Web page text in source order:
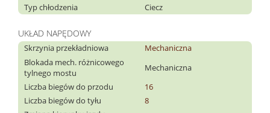
Typ chłodzenia
Ciecz
UKŁAD NAPĘDOWY
Skrzynia przekładniowa
Mechaniczna
Blokada mech. różnicowego
tylnego mostu
Mechaniczna
Liczba biegów do przodu
16
Liczba biegów do tyłu
8